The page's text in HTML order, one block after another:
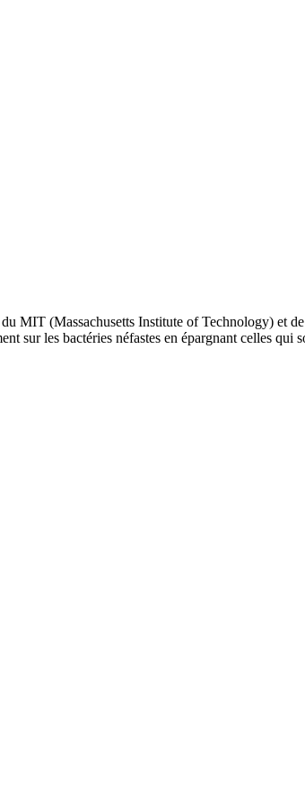
MIT (Massachusetts Institute of Technology) et
sur les bactéries néfastes en épargnant celles qui